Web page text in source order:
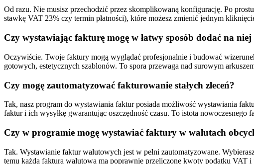
Od razu. Nie musisz przechodzić przez skomplikowaną konfigurację. Po
stawkę VAT 23% czy termin płatności), które możesz zmienić jednym
Czy wystawiając fakturę mogę w łatwy sposób dodać na niej
Oczywiście. Twoje faktury mogą wyglądać profesjonalnie i budować
gotowych, estetycznych szablonów. To spora przewaga nad surowym
Czy mogę zautomatyzować fakturowanie stałych zleceń?
Tak, nasz program do wystawiania faktur posiada możliwość wystawiania
faktur i ich wysyłkę gwarantując oszczędność czasu. To istota nowoczesnego
Czy w programie mogę wystawiać faktury w walutach
Tak. Wystawianie faktur walutowych jest w pełni zautomatyzowane.
temu każda faktura walutowa ma poprawnie przeliczone kwoty podatku VAT i